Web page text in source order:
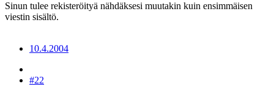
Sinun tulee rekisteröityä nähdäksesi muutakin kuin ensimmäisen
viestin sisältö.
10.4.2004
#22